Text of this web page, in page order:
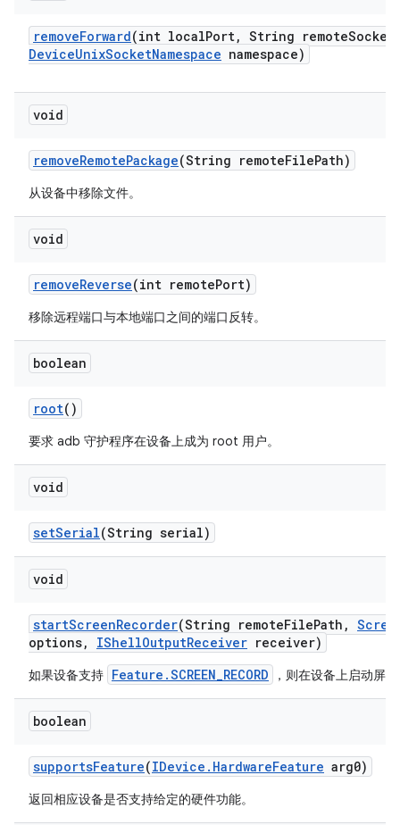
removeForward(int localPort, String remoteSocket
DeviceUnixSocketNamespace namespace)
void
removeRemotePackage(String remoteFilePath)
从设备中移除文件。
void
removeReverse(int remotePort)
移除远程端口与本地端口之间的端口反转。
boolean
root()
要求 adb 守护程序在设备上成为 root 用户。
void
setSerial(String serial)
void
startScreenRecorder(String remoteFilePath ,
options, IShellOutputReceiver receiver)
如果设备支持 Feature.SCREEN_RECORD ，则在设备上启动屏
boolean
supportsFeature(IDevice . HardwareFeature arg0)
返回相应设备是否支持给定的硬件功能。